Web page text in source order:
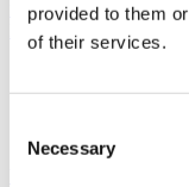
provided to them
of their services.
Selection
Necessary
Estambul, Turquia
Parque Medico y
Sistema